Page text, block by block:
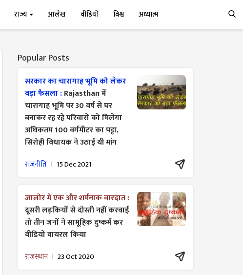
राज्य आलेख वीडियो विश्व अध्यात्म
Popular Posts
सरकार का चारागाह भूमि को लेकर
बड़ा फैसला :Rajasthan में
चारागाह भूमि पर 30 वर्ष से घर
बनाकर रह रहे परिवारों को मिलेगा
अधिकतम 100 वर्गमीटर का पट्टा,
सिरोही विधायक ने उठाई थी मांग
राजनीति 15 Dec 2021
जालोर में एक और शर्मनाक वारदात :
दूसरी लड़कियों से दोस्ती नहीं करवाई
तो तीन जनों ने सामूहिक दुष्कर्म कर
वीडियो वायरल किया
राजस्थान 23 Oct 2020